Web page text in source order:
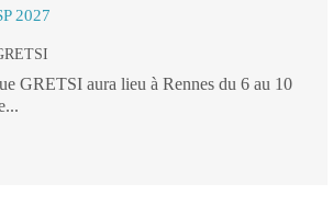
2027
GRETSI aura lieu à Rennes du 6 au 10